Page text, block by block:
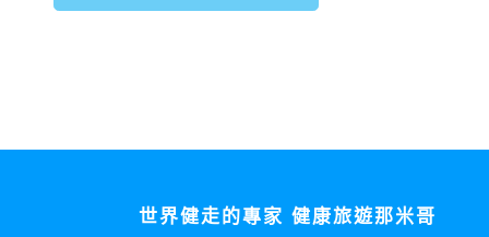
世界健走的專家 健康旅遊那米哥